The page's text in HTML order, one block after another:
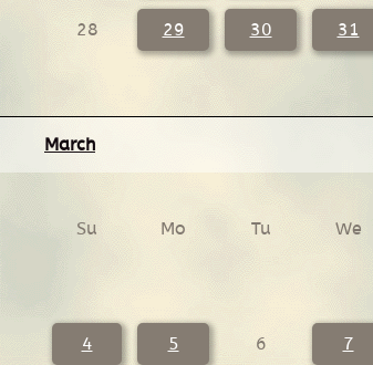
28 29 30 31
March
Su Mo Tu We
4 5 6 7